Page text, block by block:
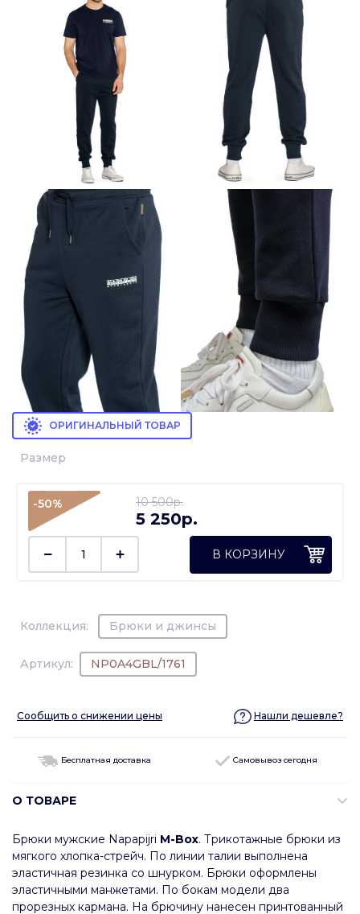
ОРИГИНАЛЬНЫЙ ТОВАР
Коллекция: Брюки и джинсы
Артикул: NP0A4GBL/1761
Размер
-50% 10 500p.
5 250p.
В КОРЗИНУ
Сообщить о снижении цены Нашли дешевле?
Бесплатная доставка Самовывоз сегодня
О ТОВАРЕ
Брюки мужские Napapijri M-Box. Трикотажные брюки из
мягкого хлопка-стрейч. По линии талии выполнена
эластичная резинка со шнурком. Брюки оформлены
эластичными манжетами. По бокам модели два
прорезных кармана. На брючину нанесен принтованный